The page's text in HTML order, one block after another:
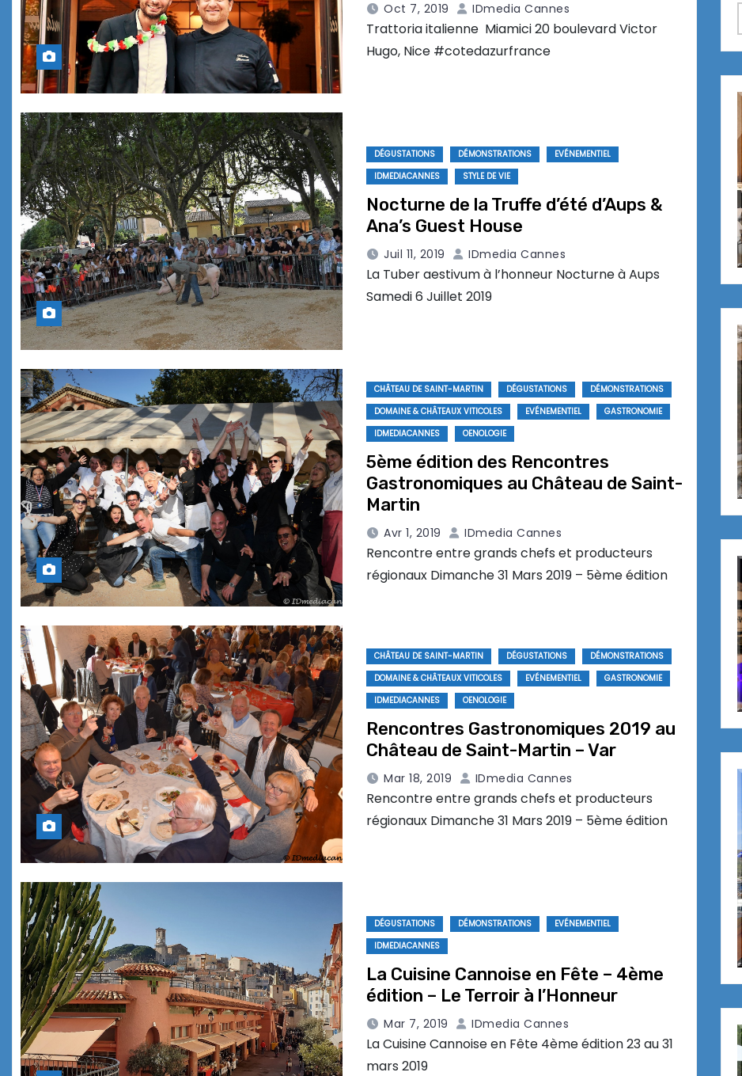
Oct 7, 2019 IDmedia Cannes
Trattoria italienne Miamici 20 boulevard Victor
Hugo, Nice #cotedazurfrance
DÉGUSTATIONS DÉMONSTRATIONS
EVÉNEMENTIEL
IDMEDIACANNES
STYLE DE VIE
Nocturne de la Truffe d’été d’Aups &
Ana’s Guest House
Juil 11, 2019 IDmedia Cannes
La Tuber aestivum à l’honneur Nocturne à Aups
Samedi 6 Juillet 2019
CHÂTEAU DE SAINT-MARTIN DÉGUSTATIONS
DÉMONSTRATIONS
DOMAINE & CHÂTEAUX VITICOLES
EVÉNEMENTIEL
GASTRONOMIE
IDMEDIACANNES
OENOLOGIE
5ème édition des Rencontres
Gastronomiques au Château de Saint-
Martin
Avr 1, 2019 IDmedia Cannes
Rencontre entre grands chefs et producteurs
régionaux Dimanche 31 Mars 2019 – 5ème édition
CHÂTEAU DE SAINT-MARTIN DÉGUSTATIONS
DÉMONSTRATIONS
DOMAINE & CHÂTEAUX VITICOLES
EVÉNEMENTIEL
GASTRONOMIE
IDMEDIACANNES
OENOLOGIE
Rencontres Gastronomiques 2019 au
Château de Saint-Martin – Var
Mar 18, 2019 IDmedia Cannes
Rencontre entre grands chefs et producteurs
régionaux Dimanche 31 Mars 2019 – 5ème édition
DÉGUSTATIONS DÉMONSTRATIONS
EVÉNEMENTIEL
IDMEDIACANNES
La Cuisine Cannoise en Fête – 4ème
édition – Le Terroir à l’Honneur
Mar 7, 2019 IDmedia Cannes
La Cuisine Cannoise en Fête 4ème édition 23 au 31
mars 2019